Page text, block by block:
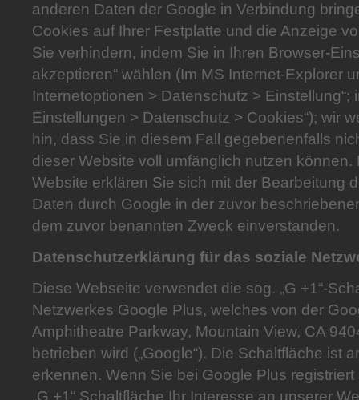
anderen Daten der Google in Verbindung
Cookies auf Ihrer Festplatte und die Anzeige
Sie verhindern, indem Sie in Ihren Browser-
akzeptieren“ wählen (Im MS Internet-Explorer
Internetoptionen > Datenschutz > Einstellung“;
Einstellungen > Datenschutz > Cookies“); wir
hin, dass Sie in diesem Fall gegebenenfalls
dieser Website voll umfänglich nutzen
Website erklären Sie sich mit der Bearbeitung
Daten durch Google in der zuvor
dem zuvor benannten Zweck einverstanden.
Datenschutzerklärung für das soziale
Diese Webseite verwendet die sog. „G +1“-
Netzwerkes Google Plus, welches von der
Amphitheatre Parkway, Mountain View, CA
betrieben wird („Google“). Die Schaltfläche ist
erkennen. Wenn Sie bei Google Plus
„G +1“ Schaltfläche Ihr Interesse an unserer